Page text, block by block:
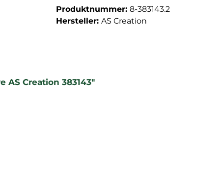
Produktnummer: 8-383143.2
Hersteller: AS Creation
Creation 383143"